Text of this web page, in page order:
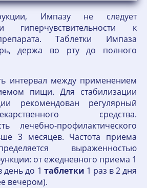
Импазу не следует
гиперчувствительности к
Таблетки Импаза
держа во рту до полного
интервал между применением
пищи. Для стабилизации
рекомендован регулярный
средства.
лечебно-профилактического
3 месяцев. Частота приема
выраженностью
от ежедневного приема 1
день до 1 таблетки 1 раз в 2 дня
вечером).